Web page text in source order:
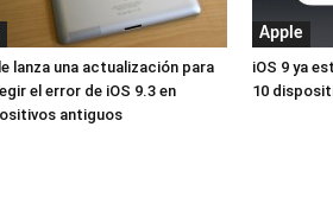
lanza una actualización para
el error de iOS 9.3 en
antiguos
Apple
iOS 9 ya
10